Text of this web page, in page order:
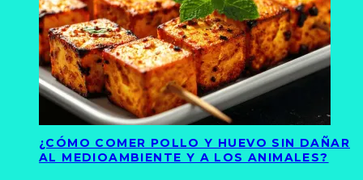
¿CÓMO COMER POLLO Y HUEVO SIN DAÑAR
AL MEDIOAMBIENTE Y A LOS ANIMALES?